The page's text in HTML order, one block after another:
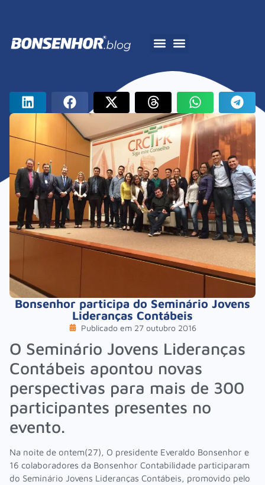
Bonsenhor participa do Seminário Jovens
Lideranças Contábeis
Publicado em 27 outubro 2016
O Seminário Jovens Lideranças
Contábeis apontou novas
perspectivas para mais de 300
participantes presentes no
evento.
Na noite de ontem(27), O presidente Everaldo Bonsenhor e
16 colaboradores da Bonsenhor Contabilidade participaram
do Seminário Jovens Lideranças Contábeis, promovido pelo